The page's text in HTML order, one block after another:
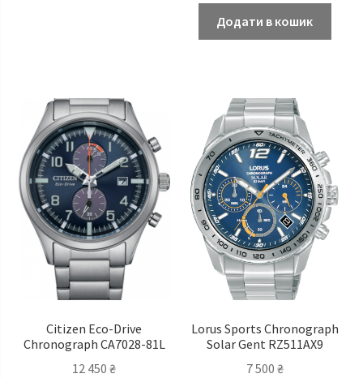
Додати в кошик
Citizen Eco-Drive
Chronograph CA7028-81L
12 450₴
Lorus Sports Chronograph
Solar Gent RZ511AX9
7 500 ₴